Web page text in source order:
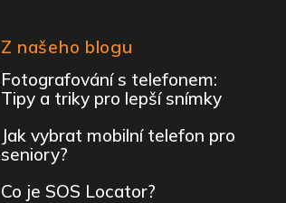
Z našeho blogu
Fotografování s telefonem:
Tipy a triky pro lepší snímky
Jak vybrat mobilní telefon pro
seniory?
Co je SOS Locator?